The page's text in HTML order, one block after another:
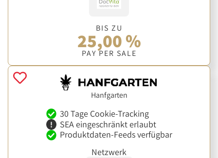
BIS ZU
25,00 %
PAY PER SALE
Hanfgarten
30 Tage Cookie-Tracking
SEA eingeschränkt erlaubt
Produktdaten-Feeds verfügbar
Netzwerk